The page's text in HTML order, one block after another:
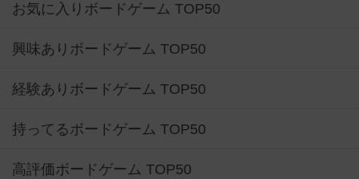
お気に入りボードゲーム TOP50
興味ありボードゲーム TOP50
経験ありボードゲーム TOP50
持ってるボードゲーム TOP50
高評価ボードゲーム TOP50